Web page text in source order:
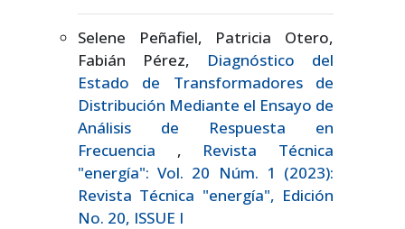
Selene Peñafiel, Patricia Otero,
Fabián Pérez, Diagnóstico del
Estado de Transformadores de
Distribución Mediante el Ensayo de
Análisis de Respuesta en
Frecuencia , Revista Técnica
"energía": Vol. 20 Núm. 1 (2023):
Revista Técnica "energía", Edición
No. 20, ISSUE I